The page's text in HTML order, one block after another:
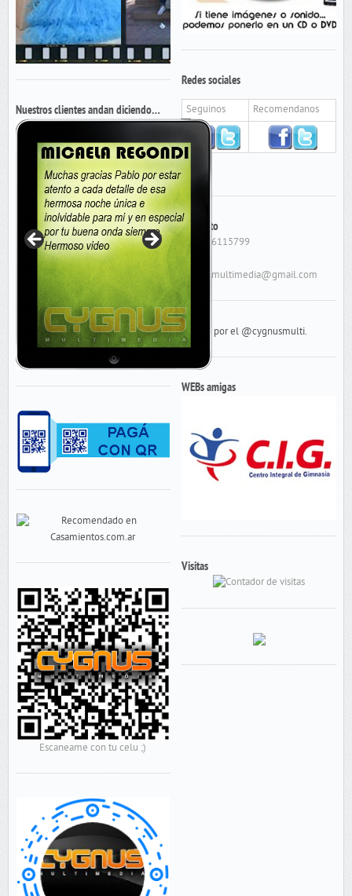
Nuestros clientes andan diciendo…
Escaneame con tu celu ;)
Redes sociales
Seguinos Recomendanos
Contacto
Cel: 156115799
E-Mail:
cygnusmultimedia@gmail.com
Tweets por el @cygnusmulti.
WEBs amigas
Visitas